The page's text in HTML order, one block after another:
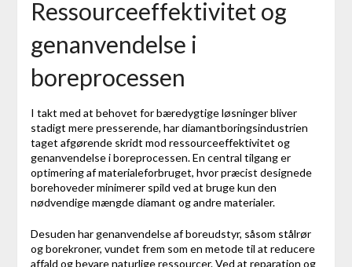
Ressourceeffektivitet og
genanvendelse i
boreprocessen
I takt med at behovet for bæredygtige løsninger bliver
stadigt mere presserende, har diamantboringsindustrien
taget afgørende skridt mod ressourceeffektivitet og
genanvendelse i boreprocessen. En central tilgang er
optimering af materialeforbruget, hvor præcist designede
borehoveder minimerer spild ved at bruge kun den
nødvendige mængde diamant og andre materialer.
Desuden har genanvendelse af boreudstyr, såsom stålrør
og borekroner, vundet frem som en metode til at reducere
affald og bevare naturlige ressourcer. Ved at reparation og